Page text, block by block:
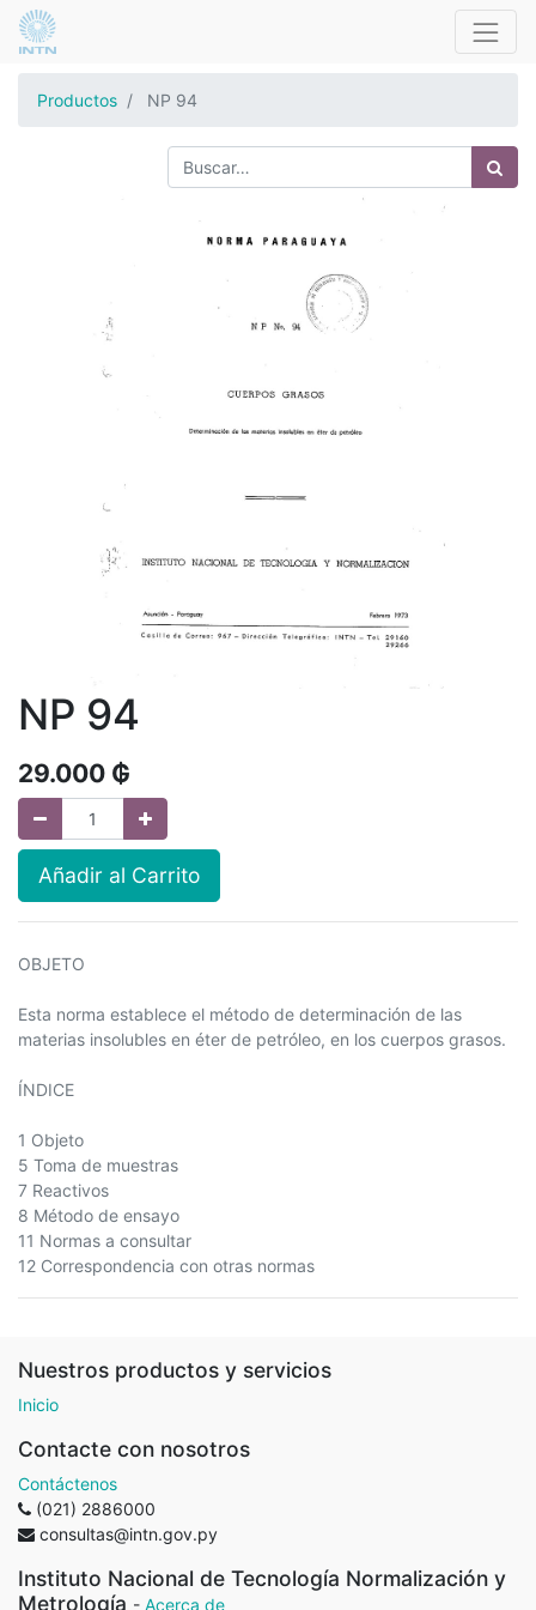
Productos NP 94
NP 94
29.000 ₲
Añadir al Carrito
OBJETO
Esta norma establece el método de determinación de las
materias insolubles en éter de petróleo, en los cuerpos grasos.
ÍNDICE
1 Objeto
5 Toma de muestras
7 Reactivos
8 Método de ensayo
11 Normas a consultar
12 Correspondencia con otras normas
Nuestros productos y servicios
Inicio
Contacte con nosotros
Contáctenos
(021) 2886000
consultas@intn.gov.py
Instituto Nacional de Tecnología Normalización y
Metrología - Acerca de